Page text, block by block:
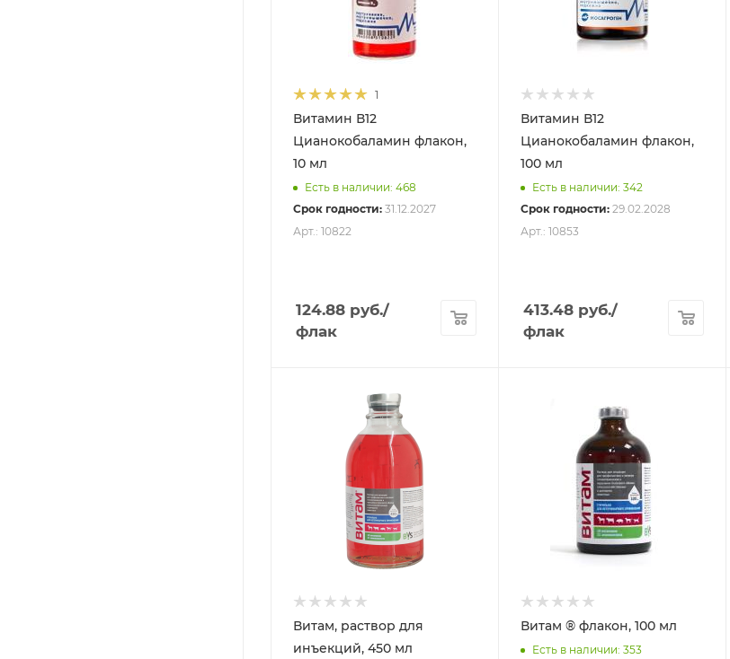
1
Витамин В12
Цианокобаламин флакон,
10 мл
Есть в наличии: 468
Срок годности: 31.12.2027
Арт.: 10822
124.88 руб./
флак
Витамин В12
Цианокобаламин флакон,
100 мл
Есть в наличии: 342
Срок годности: 29.02.2028
Арт.: 10853
413.48 руб./
флак
Витам, раствор для
инъекций, 450 мл
Витам ® флакон, 100 мл
Есть в наличии: 353